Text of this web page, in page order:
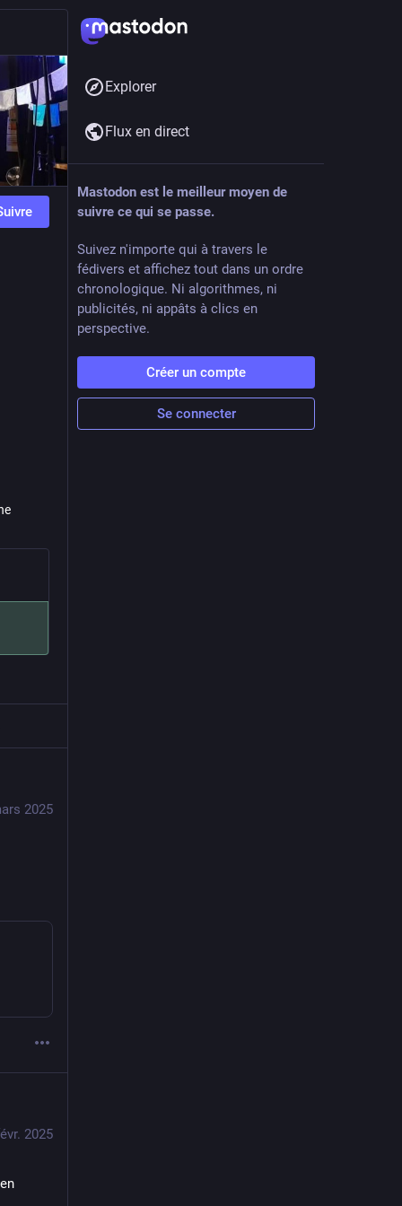
2025
2025
Explorer
Flux en direct
Mastodon est le meilleur moyen de
suivre ce qui se passe.
Suivez n'importe qui à travers le
fédivers et affichez tout dans un ordre
chronologique. Ni algorithmes, ni
publicités, ni appâts à clics en
perspective.
Créer un compte
Se connecter